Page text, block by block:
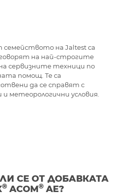
на Jaltest са
на най-строгите
сервизните техници по
помощ. Те са
да се справят с
метеорологични условия.
СЕ ОТ ДОБАВКАТА
®ACOM®AE?